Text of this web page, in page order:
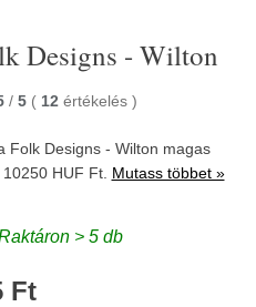
Designs - Wilton
/ 5 ( 12 értékelés )
Folk Designs - Wilton magas
HUF Ft. Mutass többet »
> 5 db
Ft